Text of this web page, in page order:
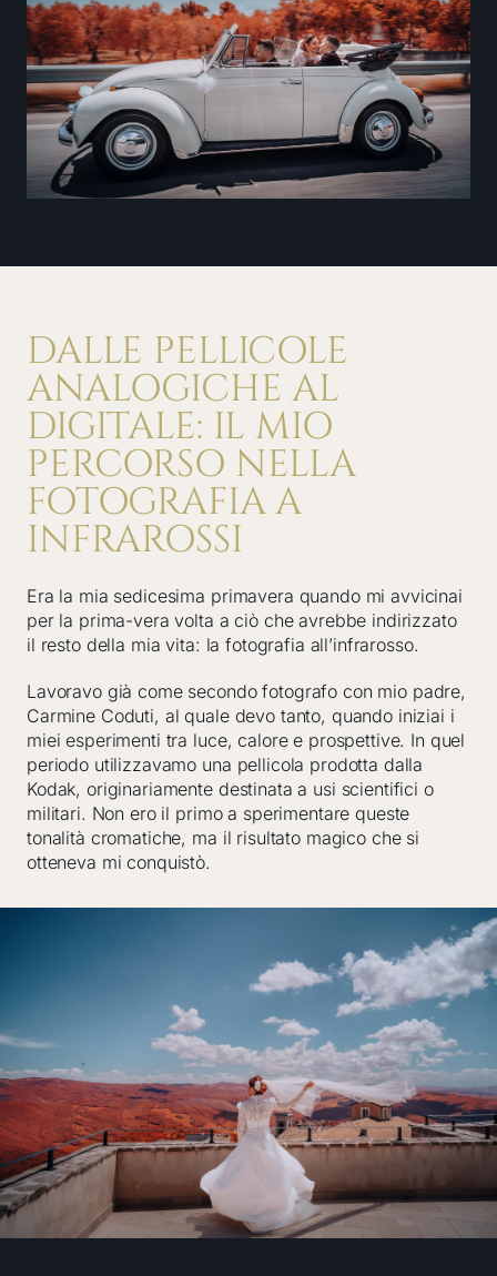
DALLE PELLICOLE
ANALOGICHE AL
DIGITALE: IL MIO
PERCORSO NELLA
FOTOGRAFIA A
INFRAROSSI
Era la mia sedicesima primavera quando mi avvicinai
per la prima-vera volta a ciò che avrebbe indirizzato
il resto della mia vita: la fotografia all’infrarosso.
Lavoravo già come secondo fotografo con mio padre,
Carmine Coduti, al quale devo tanto, quando iniziai i
miei esperimenti tra luce, calore e prospettive. In quel
periodo utilizzavamo una pellicola prodotta dalla
Kodak, originariamente destinata a usi scientifici o
militari. Non ero il primo a sperimentare queste
tonalità cromatiche, ma il risultato magico che si
otteneva mi conquistò.